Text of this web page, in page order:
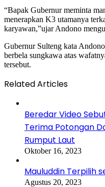
“Bapak Gubernur meminta
menerapkan K3 utamanya
karyawan,”ujar Andono
Gubernur Sulteng kata
berbela sungkawa atas
tersebut.
Related Articles
Beredar Video
Terima Potongan
Rumput Laut
Oktober 16, 2023
Mauluddin Terpilih
Agustus 20, 2023